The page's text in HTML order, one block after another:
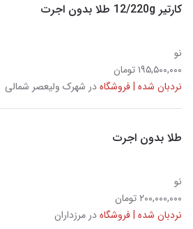
کارتیر 12/220g طلا بدون اجرت
نو
۱۹۵,۵۰۰,۰۰۰ تومان
نردبان شده | فروشگاهدر شهرک ولیعصر شمالی
طلا بدون اجرت
نو
۲۰۰,۰۰۰,۰۰۰ تومان
نردبان شده | فروشگاهدر مرزداران